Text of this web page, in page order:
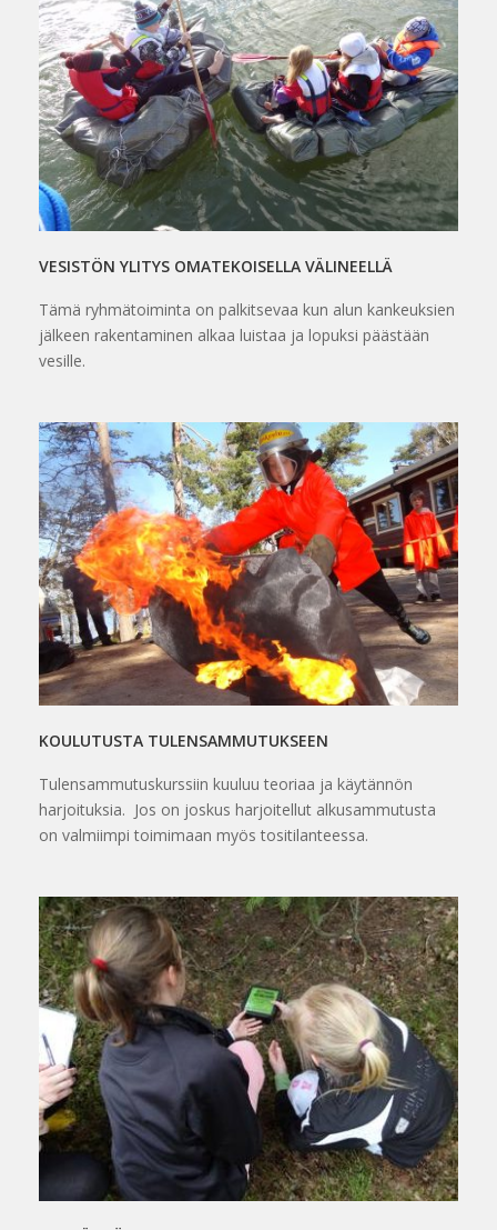
VESISTÖN YLITYS OMATEKOISELLA VÄLINEELLÄ
Tämä ryhmätoiminta on palkitsevaa kun alun kankeuksien
jälkeen rakentaminen alkaa luistaa ja lopuksi päästään
vesille.
KOULUTUSTA TULENSAMMUTUKSEEN
Tulensammutuskurssiin kuuluu teoriaa ja käytännön
harjoituksia. Jos on joskus harjoitellut alkusammutusta
on valmiimpi toimimaan myös tositilanteessa.